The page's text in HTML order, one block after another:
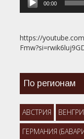
00:00
https://
По регионам
АВСТРИЯ
ГЕРМАНИЯ